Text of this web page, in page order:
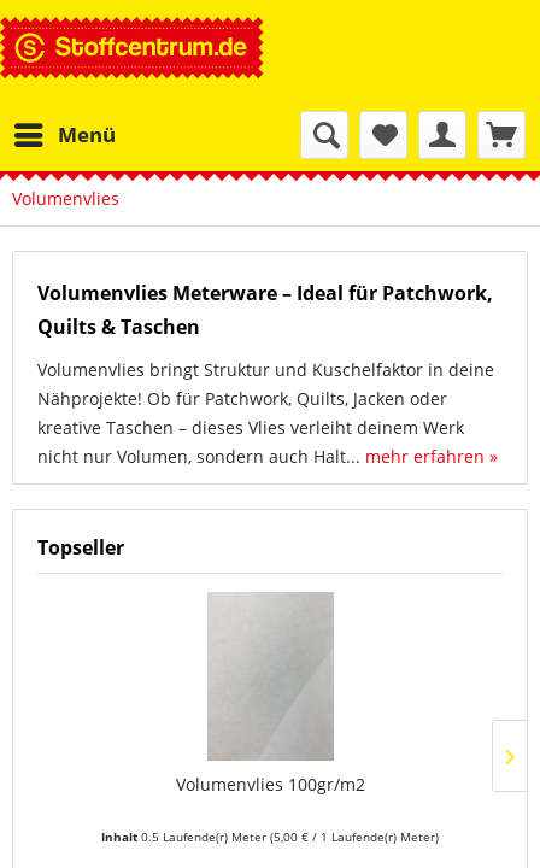
Menü
Volumenvlies
Volumenvlies Meterware – Ideal für Patchwork,
Quilts & Taschen
Volumenvlies bringt Struktur und Kuschelfaktor in deine
Nähprojekte! Ob für Patchwork, Quilts, Jacken oder
kreative Taschen – dieses Vlies verleiht deinem Werk
nicht nur Volumen, sondern auch Halt... mehr erfahren »
Topseller
Volumenvlies 100gr/m2
Inhalt 0.5 Laufende(r) Meter (5,00 € / 1 Laufende(r) Meter)